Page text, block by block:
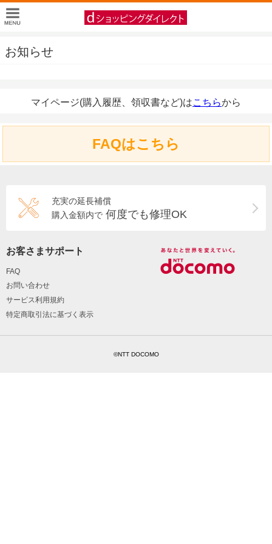
お知らせ
マイページ(購入履歴、領収書など)はこちらから
FAQはこちら
充実の延長補償
購入金額内で 何度でも修理OK
お客さまサポート
FAQ
お問い合わせ
サービス利用規約
特定商取引法に基づく表示
©NTT DOCOMO